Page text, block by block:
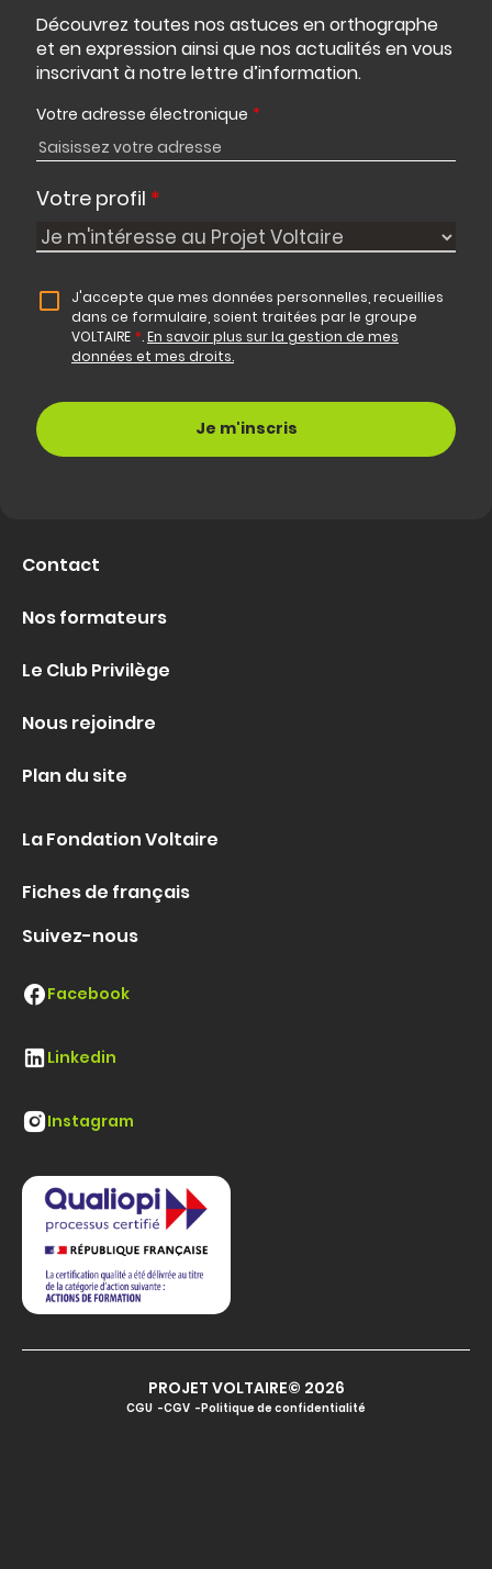
Découvrez toutes nos astuces en orthographe
et en expression ainsi que nos actualités en vous
inscrivant à notre lettre d’information.
Votre adresse électronique *
Votre profil *
J'accepte que mes données personnelles, recueillies
dans ce formulaire, soient traitées par le groupe
VOLTAIRE *.En savoir plus sur la gestion de mes
données et mes droits.
Contact
Nos formateurs
Le Club Privilège
Nous rejoindre
Plan du site
La Fondation Voltaire
Fiches de français
Suivez-nous
Facebook
Linkedin
Instagram
PROJET VOLTAIRE© 2026
CGU CGV Politique de confidentialité